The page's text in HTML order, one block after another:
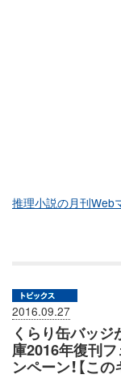
推理小説の月刊Web
2016.09.27
くらり缶バッ
庫2016年復刊
ンペーン！【こ